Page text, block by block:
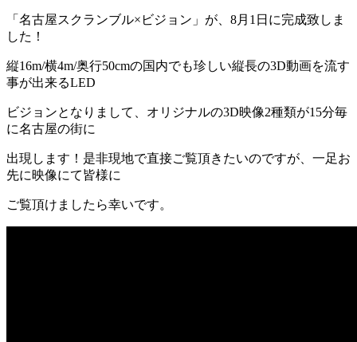
「名古屋スクランブル×ビジョン」が、8月1日に完成致しま
した！
縦16m/横4m/奥行50cmの国内でも珍しい縦長の3D動画を流す
事が出来るLED
ビジョンとなりまして、オリジナルの3D映像2種類が15分毎
に名古屋の街に
出現します！是非現地で直接ご覧頂きたいのですが、一足お
先に映像にて皆様に
ご覧頂けましたら幸いです。